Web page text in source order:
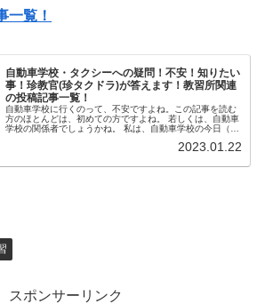
一覧！
自動車学校・タクシーへの疑問！不安！知りたい
事！珍教官(珍タクドラ)が答えます！教習所関連
の投稿記事一覧！
自動車学校に行くのって、不安ですよね。この記事を読む
方のほとんどは、初めての方ですよね。 若しくは、自動車
学校の関係者でしょうかね。 私は、自動車学校の今日（教
2023.01.22
スポンサーリンク